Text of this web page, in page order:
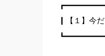
┃【１】今